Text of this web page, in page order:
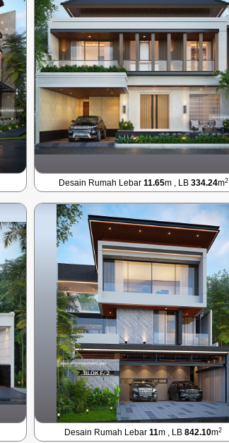
Desain Rumah Lebar 11.65m , LB 334.24m2
Desain Rumah Lebar11m , LB842.10m2